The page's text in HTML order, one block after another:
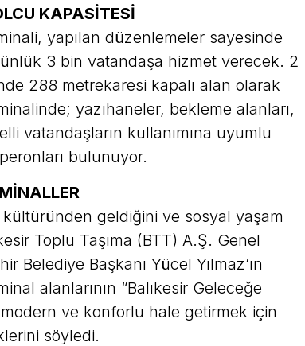
KAPASİTESİ
yapılan düzenlemeler sayesinde
3 bin vatandaşa hizmet verecek. 2
288 metrekaresi kapalı alan olarak
yazıhaneler, bekleme alanları,
vatandaşların kullanımına uyumlu
bulunuyor.
kültüründen geldiğini ve sosyal yaşam
Toplu Taşıma (BTT) A.Ş. Genel
Belediye Başkanı Yücel Yılmaz’ın
alanlarının “Balıkesir Geleceğe
modern ve konforlu hale getirmek için
söyledi.